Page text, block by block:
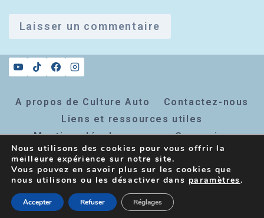
A propos de Culture Auto
Contactez-nous
Liens et ressources utiles
Mentions légales
Connexion
Inscription newsletter
© 2026 Culture Auto - Thème WordPress par
Kadence WP
Nous utilisons des cookies pour vous offrir la
meilleure expérience sur notre site.
Vous pouvez en savoir plus sur les cookies que
nous utilisons ou les désactiver dans paramètres.
Accepter Refuser Réglages